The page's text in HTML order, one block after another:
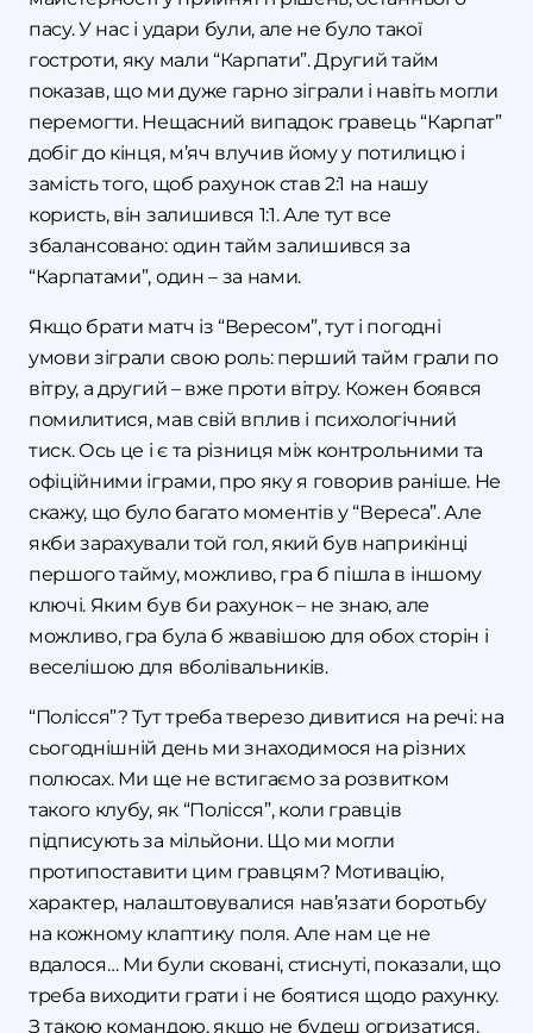
пасу. У нас і удари були, але не було такої
гостроти, яку мали “Карпати”. Другий тайм
показав, що ми дуже гарно зіграли і навіть могли
перемогти. Нещасний випадок: гравець “Карпат”
добіг до кінця, м’яч влучив йому у потилицю і
замість того, щоб рахунок став 2:1 на нашу
користь, він залишився 1:1. Але тут все
збалансовано: один тайм залишився за
“Карпатами”, один – за нами.
Якщо брати матч із “Вересом”, тут і погодні
умови зіграли свою роль: перший тайм грали по
вітру, а другий – вже проти вітру. Кожен боявся
помилитися, мав свій вплив і психологічний
тиск. Ось це і є та різниця між контрольними та
офіційними іграми, про яку я говорив раніше. Не
скажу, що було багато моментів у “Вереса”. Але
якби зарахували той гол, який був наприкінці
першого тайму, можливо, гра б пішла в іншому
ключі. Яким був би рахунок – не знаю, але
можливо, гра була б жвавішою для обох сторін і
веселішою для вболівальників.
“Полісся”? Тут треба тверезо дивитися на речі: на
сьогоднішній день ми знаходимося на різних
полюсах. Ми ще не встигаємо за розвитком
такого клубу, як “Полісся”, коли гравців
підписують за мільйони. Що ми могли
протипоставити цим гравцям? Мотивацію,
характер, налаштовувалися нав’язати боротьбу
на кожному клаптику поля. Але нам це не
вдалося… Ми були сковані, стиснуті, показали, що
треба виходити грати і не боятися щодо рахунку.
З такою командою, якщо не будеш огризатися,